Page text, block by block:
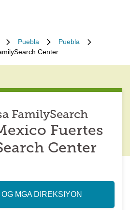
Puebla
Puebla
Center
FamilySearch
Fuertes
Center
MGA DIREKSIYON